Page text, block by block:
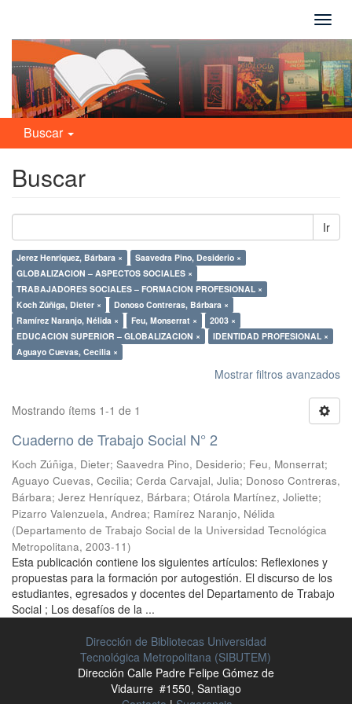
Buscar
Buscar
Ir
Jerez Henríquez, Bárbara ×
Saavedra Pino, Desiderio ×
GLOBALIZACION – ASPECTOS SOCIALES ×
TRABAJADORES SOCIALES – FORMACION PROFESIONAL ×
Koch Zúñiga, Dieter ×
Donoso Contreras, Bárbara ×
Ramírez Naranjo, Nélida ×
Feu, Monserrat ×
2003 ×
EDUCACION SUPERIOR – GLOBALIZACION ×
IDENTIDAD PROFESIONAL ×
Aguayo Cuevas, Cecilia ×
Mostrar filtros avanzados
Mostrando ítems 1-1 de 1
Cuaderno de Trabajo Social N° 2
Koch Zúñiga, Dieter; Saavedra Pino, Desiderio; Feu, Monserrat;
Aguayo Cuevas, Cecilia; Cerda Carvajal, Julia; Donoso Contreras,
Bárbara; Jerez Henríquez, Bárbara; Otárola Martínez, Joliette;
Pizarro Valenzuela, Andrea; Ramírez Naranjo, Nélida
(Departamento de Trabajo Social de la Universidad Tecnológica
Metropolitana, 2003-11)
Esta publicación contiene los siguientes artículos: Reflexiones y
propuestas para la formación por autogestión. El discurso de los
estudiantes, egresados y docentes del Departamento de Trabajo
Social ; Los desafíos de la ...
Dirección de Bibliotecas Universidad
Tecnológica Metropolitana (SIBUTEM)
Dirección Calle Padre Felipe Gómez de
Vidaurre #1550, Santiago